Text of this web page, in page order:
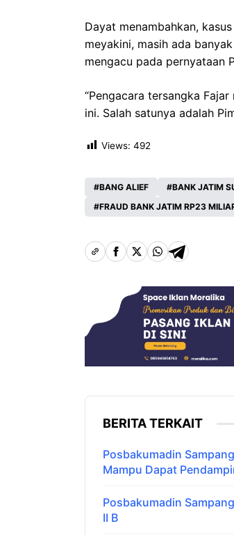
Dayat menambahkan,
meyakini, masih ada
mengacu pada pernyataan
“Pengacara tersangka
ini. Salah satunya adalah
Views: 492
BANG ALIEF BANK JATIM
FRAUD BANK JATIM RP23
BERITA TERKAIT
Posbakumadin
Mampu Dapat
Posbakumadin
II B